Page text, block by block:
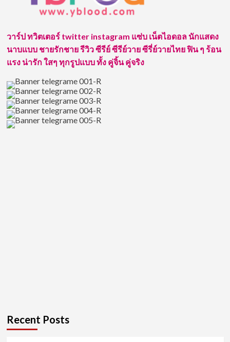
ดนัย
โปรไฟล์
ดี
น่า
ติดตาม
วาร์ป ทวิตเตอร์ twitter instagram แซ่บ เน็ตไอดอล นักแสดง
นาบแบบ ชายรักชาย รีวิว ซีรีย์ ซีรีย์วาย ซีรี่ย์วายไทย ฟิน ๆ ร้อน
แรง น่ารัก ใสๆ ทุกรูปแบบ ทั้ง คู่จิ้น คู่จริง
Recent Posts